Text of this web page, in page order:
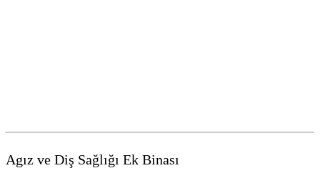
Agız ve Diş Sağlığı Ek Binası